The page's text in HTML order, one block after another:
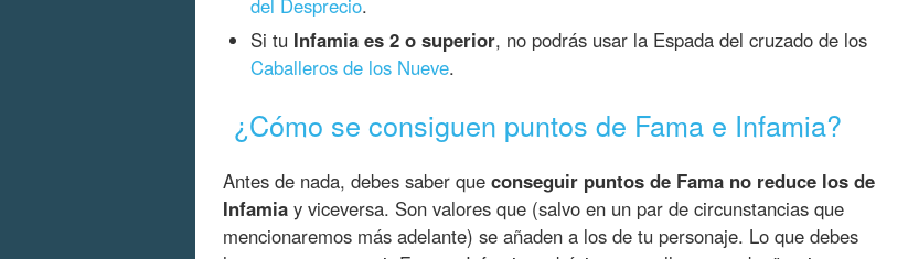
del Desprecio.
Si tu Infamia es 2 o superior, no podrás usar la Espada del cruzado de los
Caballeros de los Nueve.
¿Cómo se consiguen puntos de Fama e Infamia?
Antes de nada, debes saber que conseguir puntos de Fama no reduce los de
Infamia y viceversa. Son valores que (salvo en un par de circunstancias que
mencionaremos más adelante) se añaden a los de tu personaje. Lo que debes